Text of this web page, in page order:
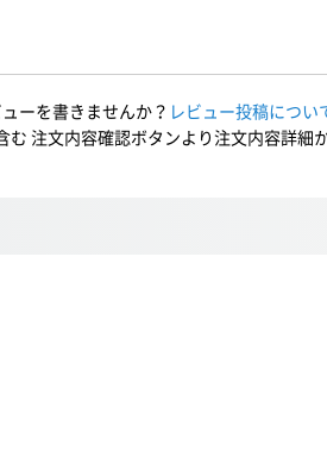
ーを書きませんか？ レビュー投稿につい
む 注文内容確認ボタンより注文内容詳細